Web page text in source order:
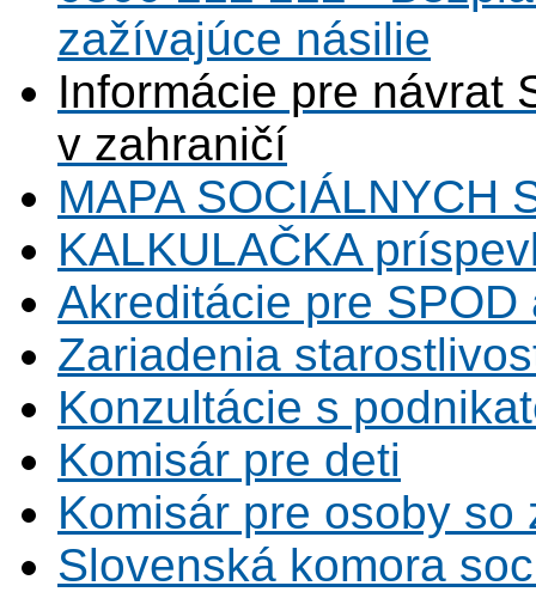
zažívajúce násilie
Informácie pre návrat
v zahraničí
MAPA SOCIÁLNYCH
KALKULAČKA
Akreditácie pre
Zariadenia
Konzultácie s
Komisár pre deti
Komisár pre osoby
Slovenská komora